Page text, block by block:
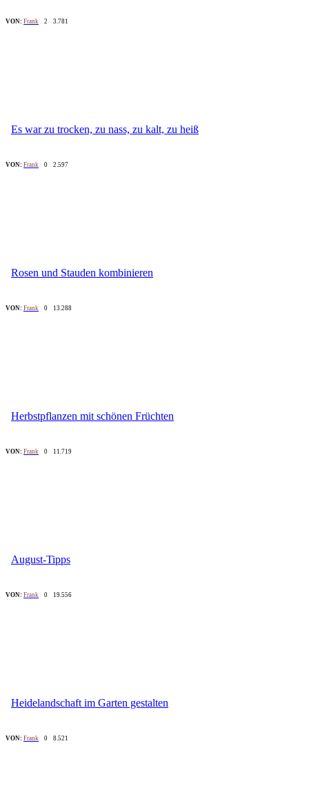
VON: Frank 2 3.781
Es war zu trocken, zu nass, zu kalt, zu heiß
VON: Frank 0 2.597
Rosen und Stauden kombinieren
VON: Frank 0 13.288
Herbstpflanzen mit schönen Früchten
VON: Frank 0 11.719
August-Tipps
VON: Frank 0 19.556
Heidelandschaft im Garten gestalten
VON: Frank 0 8.521